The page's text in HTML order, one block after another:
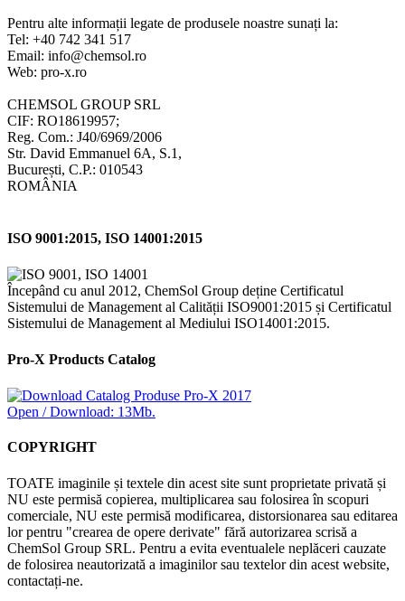
Pentru alte informații legate de produsele noastre sunați la:
Tel: +40 742 341 517
Email: info@chemsol.ro
Web: pro-x.ro
CHEMSOL GROUP SRL
CIF: RO18619957;
Reg. Com.: J40/6969/2006
Str. David Emmanuel 6A, S.1,
București, C.P.: 010543
ROMÂNIA
ISO 9001:2015, ISO 14001:2015
Începând cu anul 2012, ChemSol Group deține Certificatul
Sistemului de Management al Calității ISO9001:2015 și Certificatul
Sistemului de Management al Mediului ISO14001:2015.
Pro-X Products Catalog
Open / Download: 13Mb.
COPYRIGHT
TOATE imaginile și textele din acest site sunt proprietate privată și
NU este permisă copierea, multiplicarea sau folosirea în scopuri
comerciale, NU este permisă modificarea, distorsionarea sau editarea
lor pentru "crearea de opere derivate" fără autorizarea scrisă a
ChemSol Group SRL. Pentru a evita eventualele neplăceri cauzate
de folosirea neautorizată a imaginilor sau textelor din acest website,
contactați-ne.